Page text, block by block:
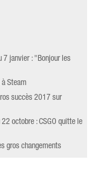
7 janvier : "Bonjour les
à Steam
succès 2017 sur
octobre : CSGO quitte le
gros changements